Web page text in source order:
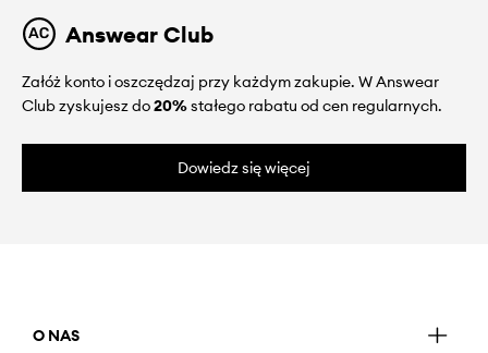
Answear Club
Załóż konto i oszczędzaj przy każdym zakupie. W Answear
Club zyskujesz do20%stałego rabatu od cen regularnych.
Dowiedz się więcej
O NAS